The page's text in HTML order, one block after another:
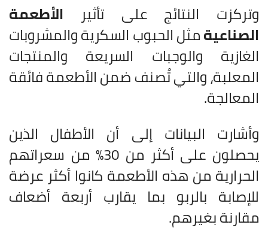
وتركزت النتائج على تأثير الأطعمة
الصناعيةمثل الحبوب السكرية والمشروبات
الغازية والوجبات السريعة والمنتجات
المعلبة، والتي تُصنف ضمن الأطعمة فائقة
المعالجة.
وأشارت البيانات إلى أن الأطفال الذين
يحصلون على أكثر من 30% من سعراتهم
الحرارية من هذه الأطعمة كانوا أكثر عرضة
للإصابة بالربو بما يقارب أربعة أضعاف
مقارنة بغيرهم.